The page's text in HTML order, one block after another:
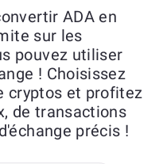
ADA en
sur les
pouvez utiliser
! Choisissez
cryptos et profitez
de transactions
précis !